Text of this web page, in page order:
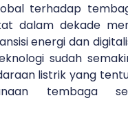
terhadap
dalam dekade
energi dan
sudah
listrik yang
tembaga